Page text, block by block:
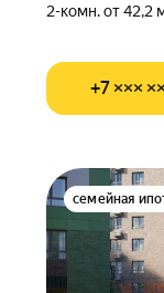
2-комн. от 42,2
+7 ×××
семейная